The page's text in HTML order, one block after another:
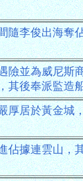
隨李俊出海奪
險並為威尼斯
其後奉派監造
厚居於黃金城
佔據連雲山，